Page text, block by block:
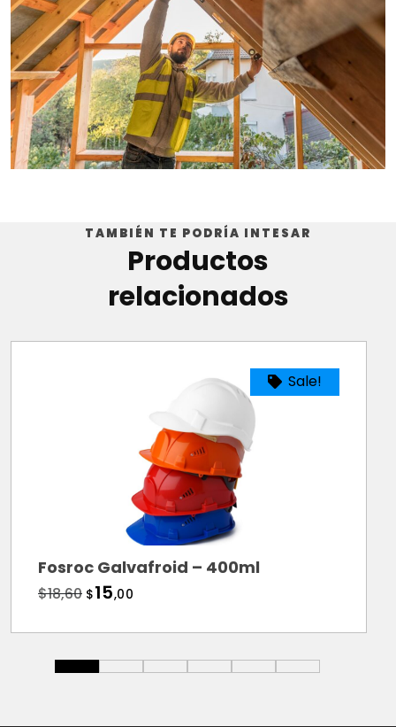
TAMBIÉN TE PODRÍA INTESAR
Productos
relacionados
Sale!
Fosroc Galvafroid – 400ml
$18,60 $15,00